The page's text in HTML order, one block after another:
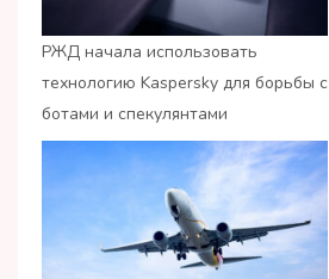
РЖД начала использовать
технологию Kaspersky для борьбы с
ботами и спекулянтами